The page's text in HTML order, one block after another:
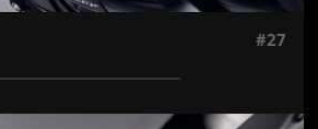
#27